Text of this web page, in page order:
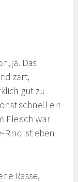
ja. Das
zart,
gut zu
schnell ein
Fleisch war
Rind ist eben
Rasse,